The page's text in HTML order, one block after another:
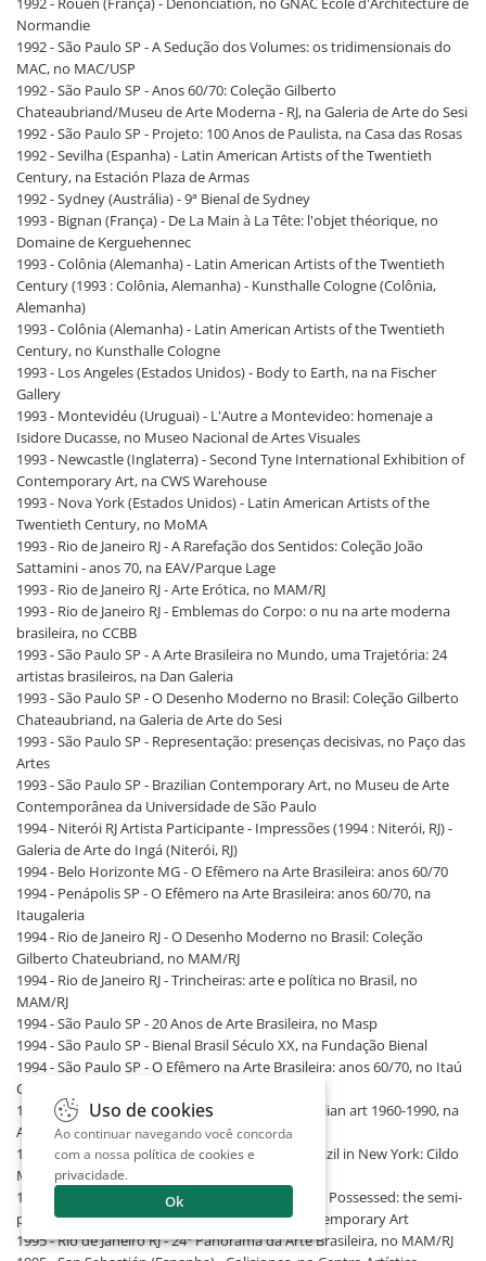
Normandie
1992 - São Paulo SP - A Sedução dos Volumes: os tridimensionais do
MAC, no MAC/USP
1992 - São Paulo SP - Anos 60/70: Coleção Gilberto
Chateaubriand/Museu de Arte Moderna - RJ, na Galeria de Arte do Sesi
1992 - São Paulo SP - Projeto: 100 Anos de Paulista, na Casa das Rosas
1992 - Sevilha (Espanha) - Latin American Artists of the Twentieth
Century, na Estación Plaza de Armas
1992 - Sydney (Austrália) - 9ª Bienal de Sydney
1993 - Bignan (França) - De La Main à La Tête: l'objet théorique, no
Domaine de Kerguehennec
1993 - Colônia (Alemanha) - Latin American Artists of the Twentieth
Century (1993 : Colônia, Alemanha) - Kunsthalle Cologne (Colônia,
Alemanha)
1993 - Colônia (Alemanha) - Latin American Artists of the Twentieth
Century, no Kunsthalle Cologne
1993 - Los Angeles (Estados Unidos) - Body to Earth, na na Fischer
Gallery
1993 - Montevidéu (Uruguai) - L'Autre a Montevideo: homenaje a
Isidore Ducasse, no Museo Nacional de Artes Visuales
1993 - Newcastle (Inglaterra) - Second Tyne International Exhibition of
Contemporary Art, na CWS Warehouse
1993 - Nova York (Estados Unidos) - Latin American Artists of the
Twentieth Century, no MoMA
1993 - Rio de Janeiro RJ - A Rarefação dos Sentidos: Coleção João
Sattamini - anos 70, na EAV/Parque Lage
1993 - Rio de Janeiro RJ - Arte Erótica, no MAM/RJ
1993 - Rio de Janeiro RJ - Emblemas do Corpo: o nu na arte moderna
brasileira, no CCBB
1993 - São Paulo SP - A Arte Brasileira no Mundo, uma Trajetória: 24
artistas brasileiros, na Dan Galeria
1993 - São Paulo SP - O Desenho Moderno no Brasil: Coleção Gilberto
Chateaubriand, na Galeria de Arte do Sesi
1993 - São Paulo SP - Representação: presenças decisivas, no Paço das
Artes
1993 - São Paulo SP - Brazilian Contemporary Art, no Museu de Arte
Contemporânea da Universidade de São Paulo
1994 - Niterói RJ Artista Participante - Impressões (1994 : Niterói, RJ) -
Galeria de Arte do Ingá (Niterói, RJ)
1994 - Belo Horizonte MG - O Efêmero na Arte Brasileira: anos 60/70
1994 - Penápolis SP - O Efêmero na Arte Brasileira: anos 60/70, na
Itaugaleria
1994 - Rio de Janeiro RJ - O Desenho Moderno no Brasil: Coleção
Gilberto Chateubriand, no MAM/RJ
1994 - Rio de Janeiro RJ - Trincheiras: arte e política no Brasil, no
MAM/RJ
1994 - São Paulo SP - 20 Anos de Arte Brasileira, no Masp
1994 - São Paulo SP - Bienal Brasil Século XX, na Fundação Bienal
1994 - São Paulo SP - O Efêmero na Arte Brasileira: anos 60/70, no Itaú
Cultural
1995 - Colchester (Inglaterra) - Continuum: brazilian art 1960-1990, na
Art Gallery, University of Essex
1995 - Nova York (Estados Unidos) - Art from Brazil in New York: Cildo
Meireles and Waltercio Caldas, na Lelong Gallery
1995 - Nova York (Estados Unidos) - Temporarily Possessed: the semi-
permanent collection, no New Museum of Contemporary Art
1995 - Rio de Janeiro RJ - 24º Panorama da Arte Brasileira, no MAM/RJ
Uso de cookies
Ao continuar navegando você concorda
com a nossa política de cookies e
privacidade.
Ok